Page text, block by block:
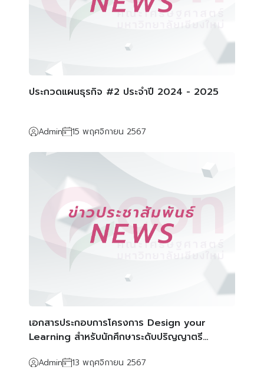
ประกวดแผนธุรกิจ #2 ประจำปี 2024 - 2025
Admin 15 พฤศจิกายน 2567
เอกสารประกอบการโครงการ Design your
Learning สำหรับนักศึกษาระดับปริญญาตรี
Admin 13 พฤศจิกายน 2567